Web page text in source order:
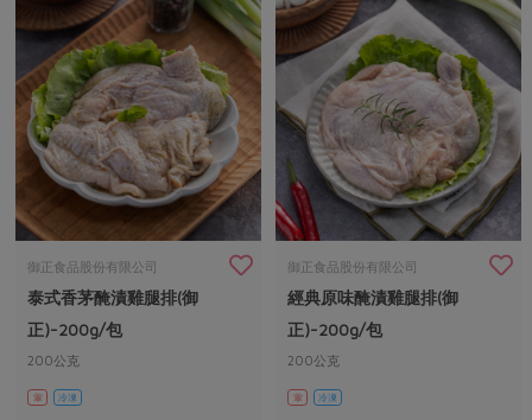
御正食品股份有限公司
泰式香茅醃漬雞腿排(御
正)-200g/包
200公克
葷 冷凍
御正食品股份有限公司
經典原味醃漬雞腿排(御
正)-200g/包
200公克
葷 冷凍